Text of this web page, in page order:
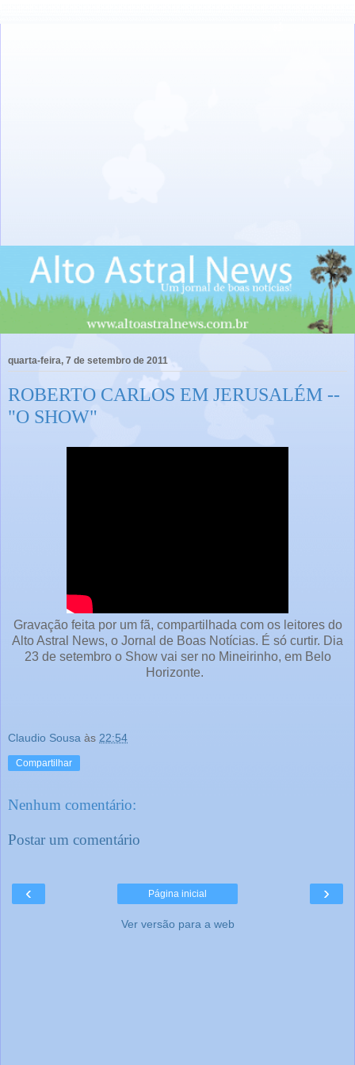
quarta-feira, 7 de setembro de 2011
ROBERTO CARLOS EM JERUSALÉM --
"O SHOW"
Gravação feita por um fã, compartilhada com os leitores do
Alto Astral News, o Jornal de Boas Notícias. É só curtir. Dia
23 de setembro o Show vai ser no Mineirinho, em Belo
Horizonte.
Claudio Sousa às 22:54
Compartilhar
Nenhum comentário:
Postar um comentário
‹ ›
Página inicial
Ver versão para a web